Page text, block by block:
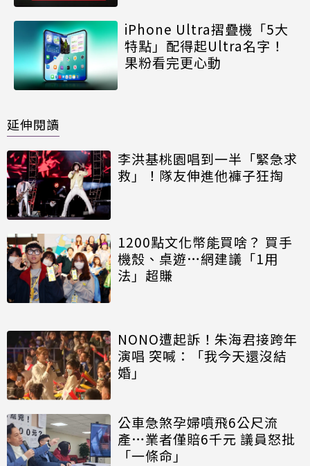
iPhone Ultra摺疊機「5大
特點」配得起Ultra名字！
果粉看完更心動
延伸閱讀
李洪基桃園唱到一半「緊急求
救」！隊友伸進他褲子狂掏
1200點文化幣能買啥？ 買手
機殼、桌遊…網建議「1用
法」超賺
NONO遭起訴！朱海君接跨年
演唱 突喊：「我今天還沒結
婚」
公車急煞孕婦噴飛6公尺流
產…業者僅賠6千元 議員怒批
「一條命」